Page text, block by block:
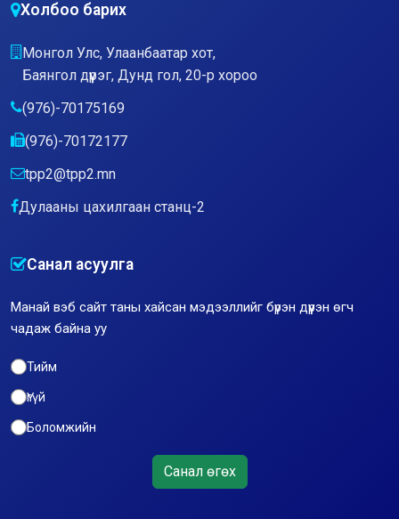
Холбоо барих
Монгол Улс, Улаанбаатар хот,
Баянгол дүүрэг, Дунд гол, 20-р хороо
(976)-70175169
(976)-70172177
tpp2@tpp2.mn
Дулааны цахилгаан станц-2
Санал асуулга
Манай вэб сайт таны хайсан мэдээллийг бүрэн дүүрэн өгч
чадаж байна уу
Тийм
Үгүй
Боломжийн
Санал өгөх